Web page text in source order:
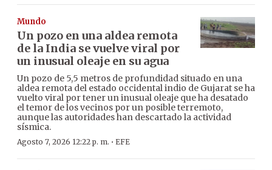
Mundo
Un pozo en una aldea remota
de la India se vuelve viral por
un inusual oleaje en su agua
Un pozo de 5,5 metros de profundidad situado en una
aldea remota del estado occidental indio de Gujarat se ha
vuelto viral por tener un inusual oleaje que ha desatado
el temor de los vecinos por un posible terremoto,
aunque las autoridades han descartado la actividad
sísmica.
Agosto 7, 2026 12:22 p. m. · EFE